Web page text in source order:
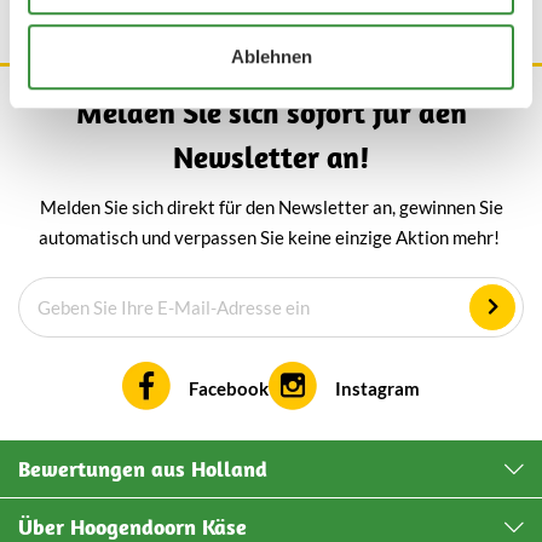
Ablehnen
Melden Sie sich sofort für den
Newsletter an!
Melden Sie sich direkt für den Newsletter an, gewinnen Sie
automatisch und verpassen Sie keine einzige Aktion mehr!
Facebook Instagram
Bewertungen aus Holland
Über Hoogendoorn Käse